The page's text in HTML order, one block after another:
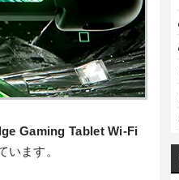
Gaming Tablet Wi-Fi
ます。